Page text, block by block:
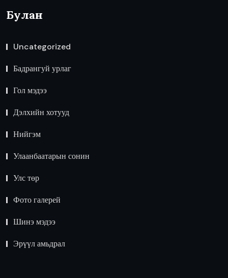
Булан
Uncategorized
Бадрангуй урлаг
Гол мэдээ
Дэлхийн хотууд
Нийгэм
Улаанбаатарын сонин
Улс төр
Фото галерей
Шинэ мэдээ
Эрүүл амьдрал